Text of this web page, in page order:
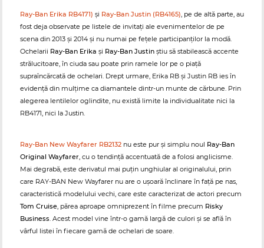
Ray-Ban Erika RB4171) și Ray-Ban Justin (RB4165), pe de altă parte, au
fost deja observate pe listele de invitați ale evenimentelor de pe
scena din 2013 și 2014 și nu numai pe fețele participanților la modă.
Ochelarii Ray-Ban Erika și Ray-Ban Justin știu să stabilească accente
strălucitoare, în ciuda sau poate prin ramele lor pe o piață
supraîncărcată de ochelari. Drept urmare, Erika RB și Justin RB ies în
evidență din mulțime ca diamantele dintr-un munte de cărbune. Prin
alegerea lentilelor oglindite, nu există limite la individualitate nici la
RB4171, nici la Justin.
Ray-Ban New Wayfarer RB2132 nu este pur și simplu noul Ray-Ban
Original Wayfarer, cu o tendință accentuată de a folosi anglicisme.
Mai degrabă, este derivatul mai puțin unghiular al originalului, prin
care RAY-BAN New Wayfarer nu are o ușoară înclinare în față pe nas,
caracteristică modelului vechi, care este caracterizat de actori precum
Tom Cruise, părea aproape omniprezent în filme precum Risky
Business. Acest model vine într-o gamă largă de culori și se află în
vârful listei în fiecare gamă de ochelari de soare.